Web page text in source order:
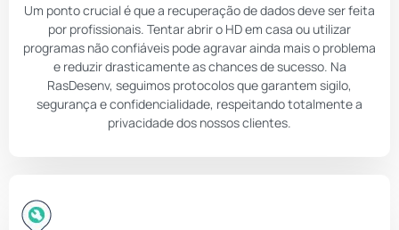
Um ponto crucial é que a recuperação de dados deve ser feita
por profissionais. Tentar abrir o HD em casa ou utilizar
programas não confiáveis pode agravar ainda mais o problema
e reduzir drasticamente as chances de sucesso. Na
RasDesenv, seguimos protocolos que garantem sigilo,
segurança e confidencialidade, respeitando totalmente a
privacidade dos nossos clientes.